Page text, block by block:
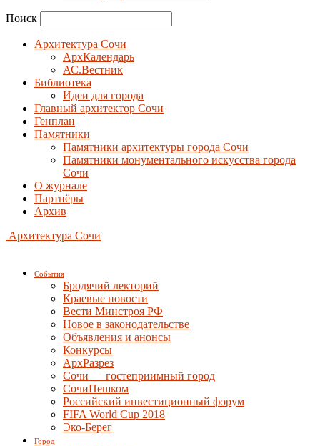
Поиск
Архитектура Сочи
АрхКалендарь
АС.Вестник
Библиотека
Идеи для города
Главный архитектор Сочи
Генплан
Памятники
Памятники архитектуры города Сочи
Памятники монументального искусства города
Сочи
О журнале
Партнёры
Архив
Архитектура Сочи
События
Бродячий лекторий
Краевые новости
Вести Минстроя РФ
Новое в законодательстве
Объявления и анонсы
Конкурсы
АрхРазрез
Сочи — гостеприимный город
СочиПешком
Российский инвестиционный форум
FIFA World Cup 2018
Эко-Берег
Город